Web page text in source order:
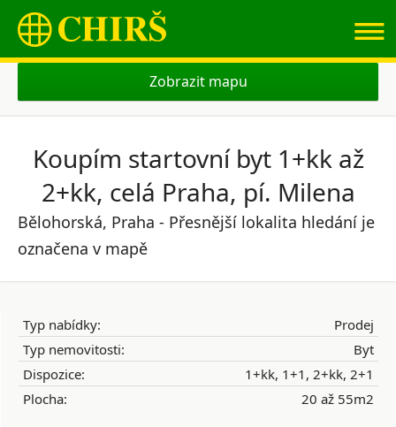
≡
Zobrazit mapu
Koupím startovní byt 1+kk až
2+kk, celá Praha, pí. Milena
Bělohorská, Praha - Přesnější lokalita hledání je
označena v mapě
Typ nabídky:
Prodej
Typ nemovitosti:
Byt
Dispozice:
1+kk, 1+1, 2+kk, 2+1
Plocha:
20 až 55m2